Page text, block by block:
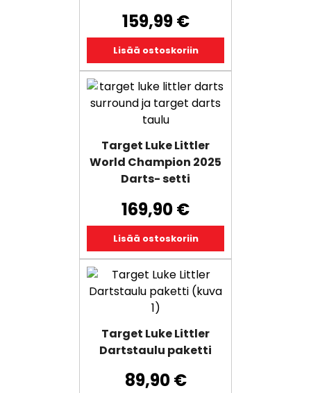
159,99€
Lisää ostoskoriin
Target Luke Littler
World Champion 2025
Darts- setti
169,90€
Lisää ostoskoriin
Target Luke Littler
Dartstaulu paketti
89,90€